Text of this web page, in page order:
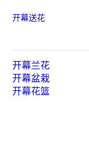
开幕送花
开幕兰花
开幕盆栽
开幕花篮